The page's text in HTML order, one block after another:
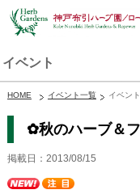
イベント
HOME イベント一覧 イベン
✿秋のハーブ＆
掲載日：2013/08/15